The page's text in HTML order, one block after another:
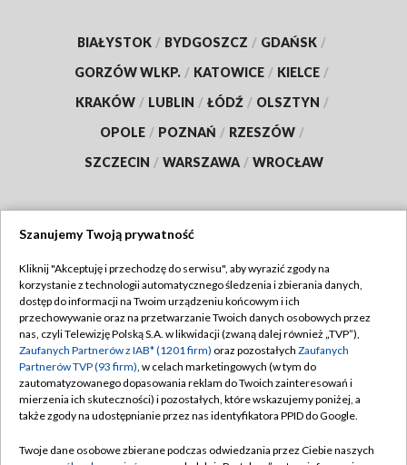
BIAŁYSTOK / BYDGOSZCZ / GDAŃSK /
GORZÓW WLKP. / KATOWICE / KIELCE /
KRAKÓW / LUBLIN / ŁÓDŹ / OLSZTYN /
OPOLE / POZNAŃ / RZESZÓW /
SZCZECIN / WARSZAWA / WROCŁAW
TVP
Abonament TVP
Emisja w TVP
Centrum informacji TVP
Naziemna Telewizja Cyfrowa
Regulamin TVP
Polityka prywatności
Moje zgody
Pomoc
Szanujemy Twoją prywatność
Kliknij "Akceptuję i przechodzę do serwisu", aby wyrazić zgody na
korzystanie z technologii automatycznego śledzenia i zbierania danych,
dostęp do informacji na Twoim urządzeniu końcowym i ich
przechowywanie oraz na przetwarzanie Twoich danych osobowych przez
nas, czyli Telewizję Polską S.A. w likwidacji (zwaną dalej również „TVP”),
Zaufanych Partnerów z IAB* (1201 firm) oraz pozostałych Zaufanych
Partnerów TVP (93 firm), w celach marketingowych (w tym do
zautomatyzowanego dopasowania reklam do Twoich zainteresowań i
mierzenia ich skuteczności) i pozostałych, które wskazujemy poniżej, a
także zgody na udostępnianie przez nas identyfikatora PPID do Google.
Twoje dane osobowe zbierane podczas odwiedzania przez Ciebie naszych